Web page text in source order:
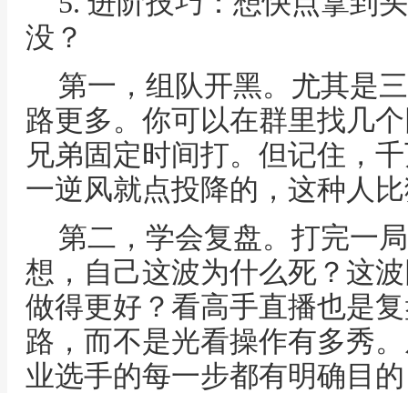
没？
第一，组队开黑。尤其是
路更多。你可以在群里找几
兄弟固定时间打。但记住，
一逆风就点投降的，这种人
第二，学会复盘。打完一
想，自己这波为什么死？这
做得更好？看高手直播也是
路，而不是光看操作有多秀
业选手的每一步都有明确目